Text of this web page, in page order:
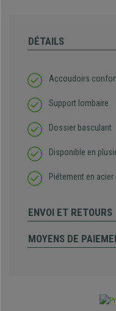
DÉTAILS
Accoudoirs
Support lombaire
Dossier basculant
Disponible en
Piétement en
ENVOI ET RETOURS
MOYENS DE